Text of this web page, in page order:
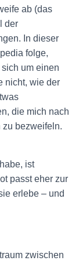
ab (das
der
In dieser
folge,
um einen
nicht, wie der
die mich nach
zu bezweifeln.
ist
passt eher zur
erlebe – und
zwischen